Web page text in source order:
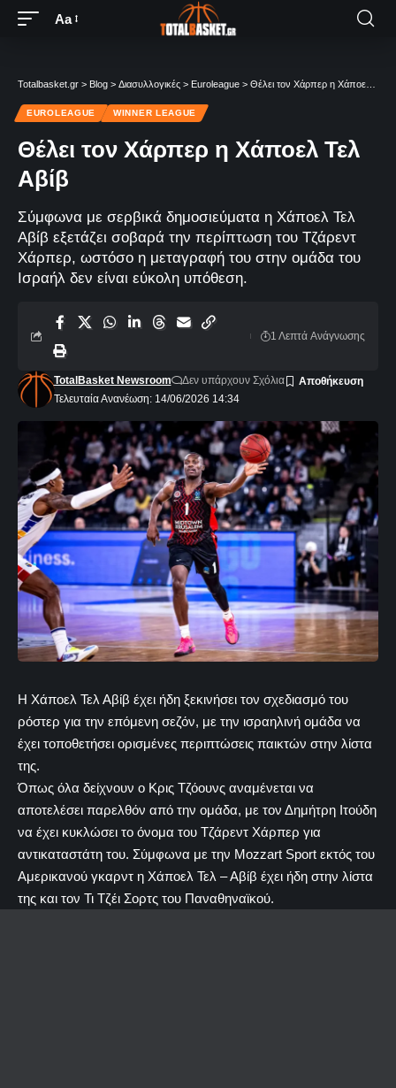
Aa
Totalbasket.gr > Blog > Διασυλλογικές > Euroleague > Θέλει τον Χάρπερ η Χάποελ Τελ Αβίβ
EUROLEAGUE WINNER LEAGUE
Θέλει τον Χάρπερ η Χάποελ Τελ
Αβίβ
Σύμφωνα με σερβικά δημοσιεύματα η Χάποελ Τελ
Αβίβ εξετάζει σοβαρά την περίπτωση του Τζάρεντ
Χάρπερ, ωστόσο η μεταγραφή του στην ομάδα του
Ισραήλ δεν είναι εύκολη υπόθεση.
Τελευταία Ανανέωση: 14/06/2026 14:34
TotalBasket Newsroom Δεν υπάρχουν Σχόλια
1 Λεπτά Aνάγνωσης
Η Χάποελ Τελ Αβίβ έχει ήδη ξεκινήσει τον σχεδιασμό του
ρόστερ για την επόμενη σεζόν, με την ισραηλινή ομάδα να
έχει τοποθετήσει ορισμένες περιπτώσεις παικτών στην λίστα
της.
Όπως όλα δείχνουν ο Κρις Τζόουνς αναμένεται να
αποτελέσει παρελθόν από την ομάδα, με τον Δημήτρη Ιτούδη
να έχει κυκλώσει το όνομα του Τζάρεντ Χάρπερ για
αντικαταστάτη του. Σύμφωνα με την Mozzart Sport εκτός του
Αμερικανού γκαρντ η Χάποελ Τελ – Αβίβ έχει ήδη στην λίστα
της και τον Τι Τζέι Σορτς του Παναθηναϊκού.